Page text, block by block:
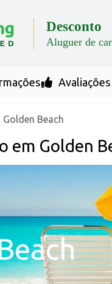
Desconto
Aluguer de
Golden Beach
em Golden